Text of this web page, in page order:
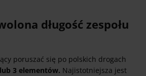
długość zespołu
poruszać się po polskich drogach
3 elementów. Najistotniejsza jest